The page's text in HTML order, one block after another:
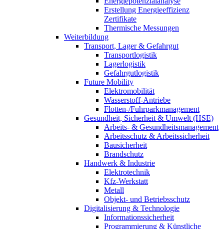
Erstellung Energieeffizienz
Zertifikate
Thermische Messungen
Weiterbildung
Transport, Lager & Gefahrgut
Transportlogistik
Lagerlogistik
Gefahrgutlogistik
Future Mobility
Elektromobilität
Wasserstoff-Antriebe
Flotten-/Fuhrparkmanagement
Gesundheit, Sicherheit & Umwelt (HSE)
Arbeits- & Gesundheitsmanagement
Arbeitsschutz & Arbeitssicherheit
Bausicherheit
Brandschutz
Handwerk & Industrie
Elektrotechnik
Kfz-Werkstatt
Metall
Objekt- und Betriebsschutz
Digitalisierung & Technologie
Informationssicherheit
Programmierung & Künstliche